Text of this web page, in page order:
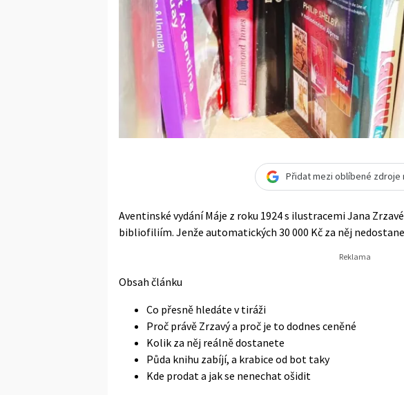
Přidat mezi oblíbené zdroje
Aventinské vydání Máje z roku 1924 s ilustracemi Jana
bibliofiliím. Jenže automatických 30 000 Kč za něj
Obsah článku
Co přesně hledáte v tiráži
Proč právě Zrzavý a proč je to dodnes ceněné
Kolik za něj reálně dostanete
Půda knihu zabíjí, a krabice od bot taky
Kde prodat a jak se nenechat ošidit